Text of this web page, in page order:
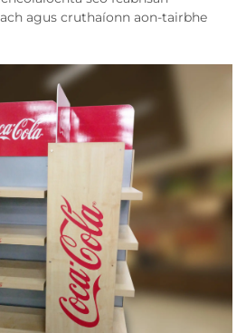
agus cruthaíonn aon-tairbhe